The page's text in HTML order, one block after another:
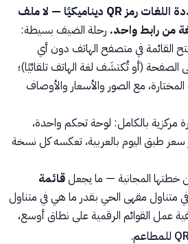
تستخدم قائمة QR متعددة اللغات رمز QR ديناميكيًا — لا ملف
رحلة الضيف بسيطة:
القائمة في متصفح الهاتف دون أي
(أو تُكتشَف لغة الهاتف تلقائيًا)؛
مع الصور والأسعار والأوصاف
مركزية بالكامل: لوحة تحكم واحدة،
طبق اليوم بالعربية، تعكسه كل نسخة
قائمة
في متناول مقهى الحي بقدر ما هي في متناول
عمل القوائم الرقمية على نطاق أوسع،
.